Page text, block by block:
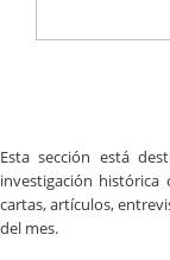
Esta sección está
investigación
cartas, artículos,
del mes.